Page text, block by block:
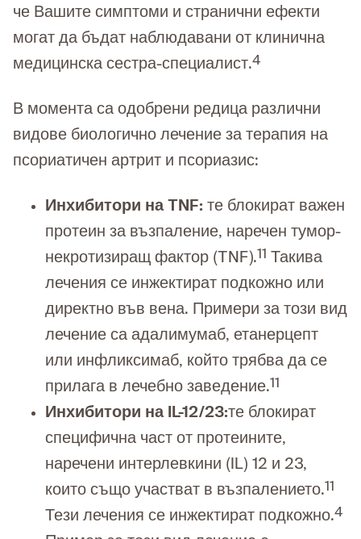
че Вашите симптоми и странични ефекти
могат да бъдат наблюдавани от клинична
медицинска сестра-специалист.4
В момента са одобрени редица различни
видове биологично лечение за терапия на
псориатичен артрит и псориазис:
Инхибитори на TNF:те блокират важен
протеин за възпаление, наречен тумор-
некротизиращ фактор (TNF).11 Такива
лечения се инжектират подкожно или
директно във вена. Примери за този вид
лечение са адалимумаб, етанерцепт
или инфликсимаб, който трябва да се
прилага в лечебно заведение.11
Инхибитори на IL-12/23:те блокират
специфична част от протеините,
наречени интерлевкини (IL) 12 и 23,
които също участват в възпалението.11
Тези лечения се инжектират подкожно.4